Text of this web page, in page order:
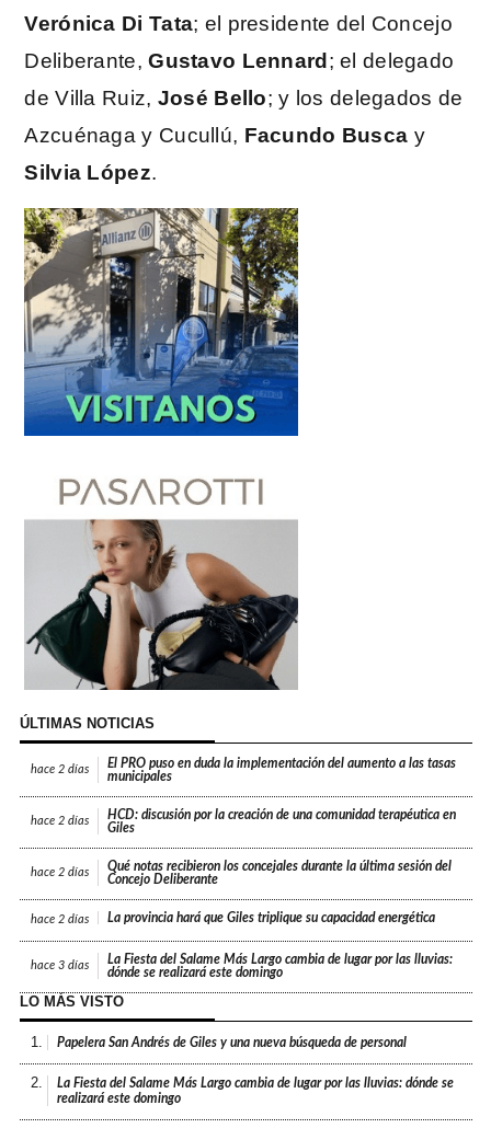
Verónica Di Tata; el presidente del Concejo
Deliberante,Gustavo Lennard ; el delegado
de Villa Ruiz, José Bello; y los delegados de
Azcuénaga y Cucullú, Facundo Busca y
Silvia López.
ÚLTIMAS NOTICIAS
hace 2 días
El PRO puso en duda la implementación del aumento a las tasas
municipales
hace 2 días
HCD: discusión por la creación de una comunidad terapéutica en
Giles
hace 2 días
Qué notas recibieron los concejales durante la última sesión del
Concejo Deliberante
hace 2 días La provincia hará que Giles triplique su capacidad energética
hace 3 días
La Fiesta del Salame Más Largo cambia de lugar por las lluvias:
dónde se realizará este domingo
LO MÁS VISTO
1. Papelera San Andrés de Giles y una nueva búsqueda de personal
2.
La Fiesta del Salame Más Largo cambia de lugar por las lluvias: dónde se
realizará este domingo